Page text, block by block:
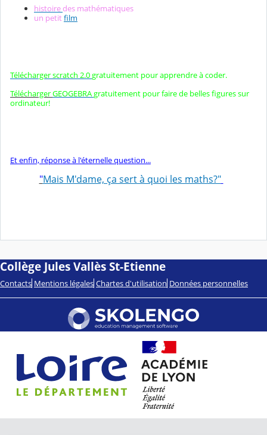
histoiredes mathématiques
un petitfilm
Télécharger scratch 2.0gratuitement pour apprendre à coder.
TéléchargerGEOGEBRAgratuitement pour faire de belles figures sur
ordinateur!
Et enfin, réponse à l'éternelle question...
"Mais M'dame, ça sert à quoi les maths?"
Collège Jules Vallès St-Etienne
Contacts Mentions légales Chartes d'utilisation Données personnelles